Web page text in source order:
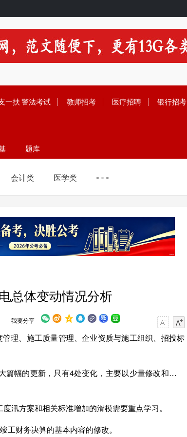
一扶警法考试 教师招考 医疗招聘 银行招考
题库
会计类 医学类
总体变动情况分析
我要分享
、施工质量管理、企业资质与施工组织、招投标
幅的更新，只有4处变化，主要以少量修改和大量
汛方案和相关标准增加的滑模需要重点学习。
工财务决算的基本内容的修改。